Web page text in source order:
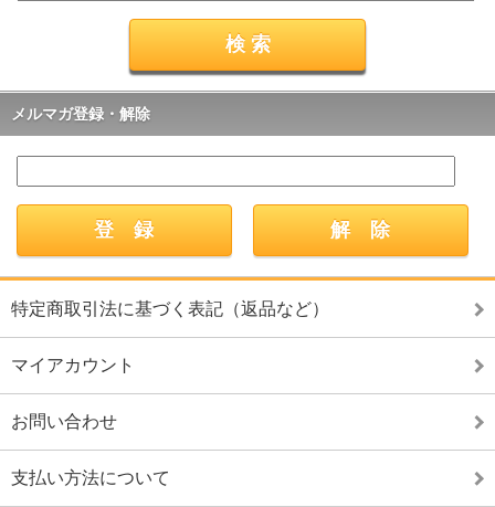
メルマガ登録・解除
特定商取引法に基づく表記（返品など）
マイアカウント
お問い合わせ
支払い方法について